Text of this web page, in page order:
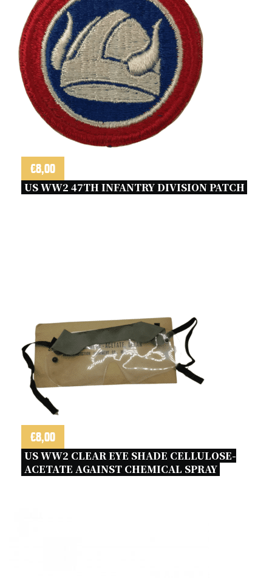
€8,00
US WW2 47TH INFANTRY DIVISION PATCH
€8,00
US WW2 CLEAR EYE SHADE CELLULOSE-
ACETATE AGAINST CHEMICAL SPRAY